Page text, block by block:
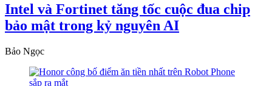
Intel và Fortinet tăng tốc cuộc đua chip
bảo mật trong kỷ nguyên AI
Bảo Ngọc